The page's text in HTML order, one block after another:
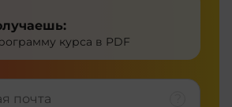
курса в PDF